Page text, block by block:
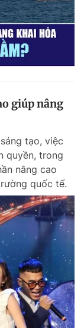
giúp nâng
tạo, việc
quyền, trong
nâng cao
quốc tế.